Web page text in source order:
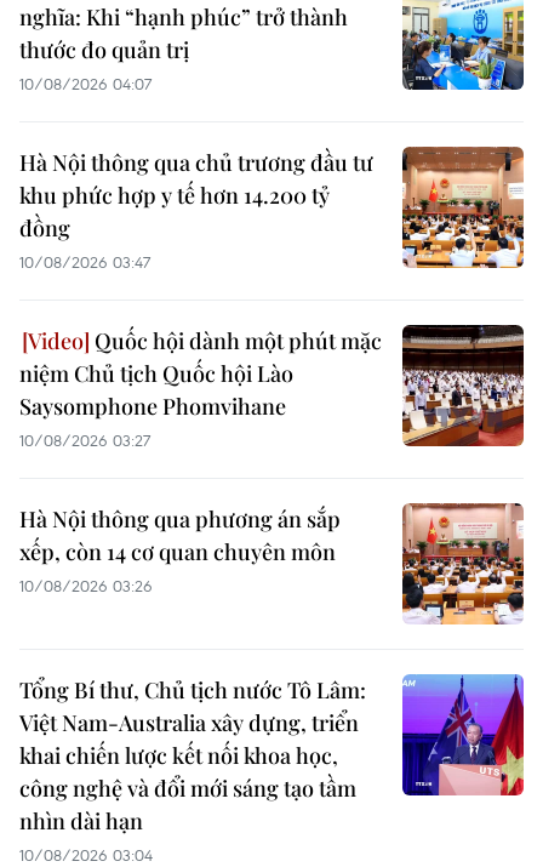
nghĩa: Khi “hạnh phúc” trở thành
thước đo quản trị
10/08/2026 04:07
Hà Nội thông qua chủ trương đầu tư
khu phức hợp y tế hơn 14.200 tỷ
đồng
10/08/2026 03:47
Quốc hội dành một phút mặc
niệm Chủ tịch Quốc hội Lào
Saysomphone Phomvihane
10/08/2026 03:27
Hà Nội thông qua phương án sắp
xếp, còn 14 cơ quan chuyên môn
10/08/2026 03:26
Tổng Bí thư, Chủ tịch nước Tô Lâm:
Việt Nam-Australia xây dựng, triển
khai chiến lược kết nối khoa học,
công nghệ và đổi mới sáng tạo tầm
nhìn dài hạn
10/08/2026 03:04